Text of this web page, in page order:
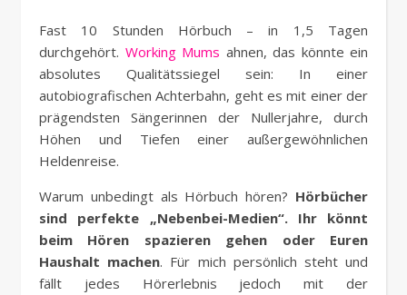
Fast 10 Stunden Hörbuch – in 1,5 Tagen
durchgehört. Working Mums ahnen, das könnte ein
absolutes Qualitätssiegel sein: In einer
autobiografischen Achterbahn, geht es mit einer der
prägendsten Sängerinnen der Nullerjahre, durch
Höhen und Tiefen einer außergewöhnlichen
Heldenreise.
Warum unbedingt als Hörbuch hören? Hörbücher
sind perfekte „Nebenbei-Medien“. Ihr könnt
beim Hören spazieren gehen oder Euren
Haushalt machen. Für mich persönlich steht und
fällt jedes Hörerlebnis jedoch mit der